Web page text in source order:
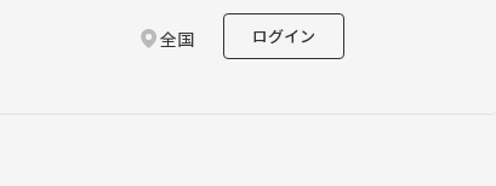
全国 ログイン